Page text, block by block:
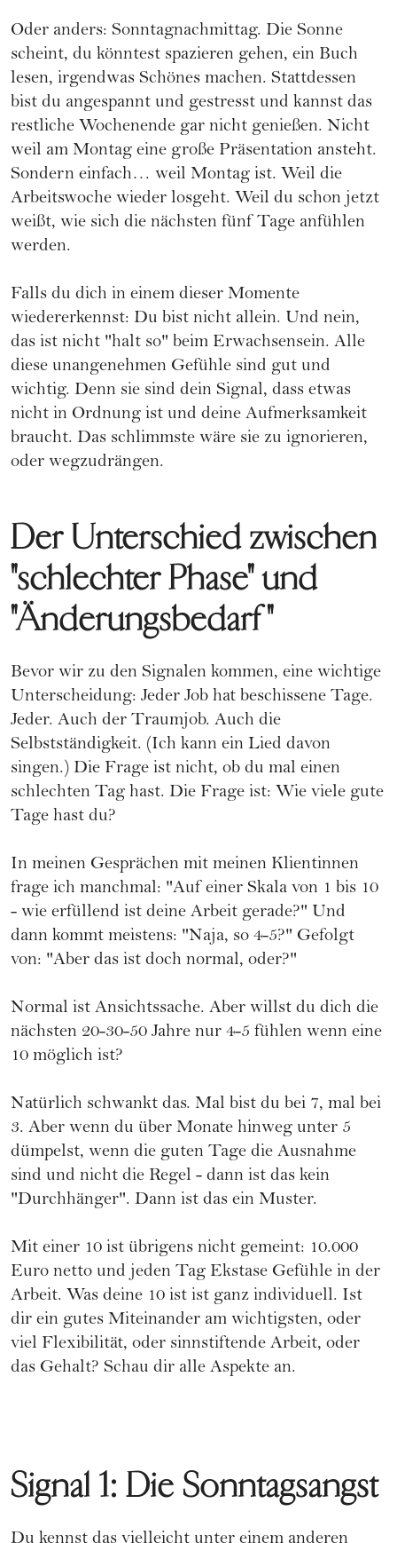
Oder anders: Sonntagnachmittag. Die Sonne
scheint, du könntest spazieren gehen, ein Buch
lesen, irgendwas Schönes machen. Stattdessen
bist du angespannt und gestresst und kannst das
restliche Wochenende gar nicht genießen. Nicht
weil am Montag eine große Präsentation ansteht.
Sondern einfach… weil Montag ist. Weil die
Arbeitswoche wieder losgeht. Weil du schon jetzt
weißt, wie sich die nächsten fünf Tage anfühlen
werden.
Falls du dich in einem dieser Momente
wiedererkennst: Du bist nicht allein. Und nein,
das ist nicht "halt so" beim Erwachsensein. Alle
diese unangenehmen Gefühle sind gut und
wichtig. Denn sie sind dein Signal, dass etwas
nicht in Ordnung ist und deine Aufmerksamkeit
braucht. Das schlimmste wäre sie zu ignorieren,
oder wegzudrängen.
Der Unterschied zwischen
"schlechter Phase" und
"Änderungsbedarf"
Bevor wir zu den Signalen kommen, eine wichtige
Unterscheidung: Jeder Job hat beschissene Tage.
Jeder. Auch der Traumjob. Auch die
Selbstständigkeit. (Ich kann ein Lied davon
singen.) Die Frage ist nicht, ob du mal einen
schlechten Tag hast. Die Frage ist: Wie viele gute
Tage hast du?
In meinen Gesprächen mit meinen Klientinnen
frage ich manchmal: "Auf einer Skala von 1 bis 10
- wie erfüllend ist deine Arbeit gerade?" Und
dann kommt meistens: "Naja, so 4-5?" Gefolgt
von: "Aber das ist doch normal, oder?"
Normal ist Ansichtssache. Aber willst du dich die
nächsten 20-30-50 Jahre nur 4-5 fühlen wenn eine
10 möglich ist?
Natürlich schwankt das. Mal bist du bei 7, mal bei
3. Aber wenn du über Monate hinweg unter 5
dümpelst, wenn die guten Tage die Ausnahme
sind und nicht die Regel - dann ist das kein
"Durchhänger". Dann ist das ein Muster.
Mit einer 10 ist übrigens nicht gemeint: 10.000
Euro netto und jeden Tag Ekstase Gefühle in der
Arbeit. Was deine 10 ist ist ganz individuell. Ist
dir ein gutes Miteinander am wichtigsten, oder
viel Flexibilität, oder sinnstiftende Arbeit, oder
das Gehalt? Schau dir alle Aspekte an.
Signal 1: Die Sonntagsangst